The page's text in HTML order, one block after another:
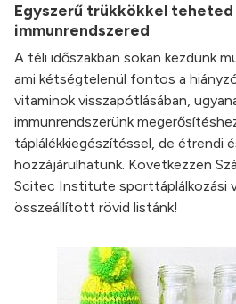
Egyszerű trükkökkel teheted
immunrendszered
A téli időszakban sokan kezdünk
ami kétségtelenül fontos a
vitaminok visszapótlásában,
immunrendszerünk
táplálékkiegészítéssel, de étrendi
hozzájárulhatunk. Következzen
Scitec Institute sporttáplálkozási
összeállított rövid listánk!